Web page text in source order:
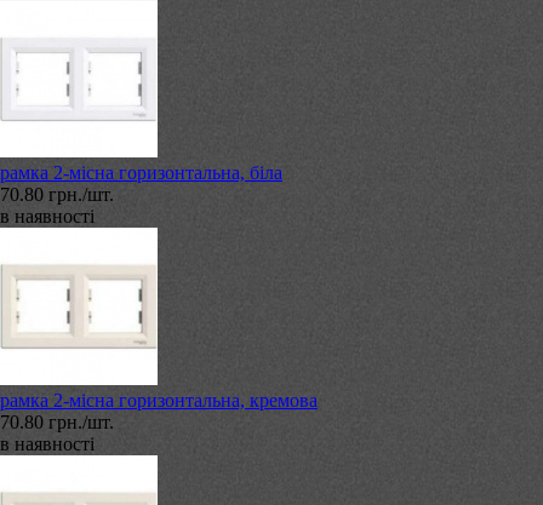
рамка 2-місна горизонтальна, біла
70.80 грн./шт.
в наявності
рамка 2-місна горизонтальна, кремова
70.80 грн./шт.
в наявності